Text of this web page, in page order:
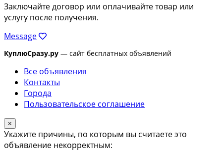
Заключайте договор или оплачивайте товар или
услугу после получения.
Message
КуплюСразу.ру — сайт бесплатных объявлений
Все объявления
Контакты
Города
Пользовательское соглашение
×
Укажите причины, по которым вы считаете это
объявление некорректным: